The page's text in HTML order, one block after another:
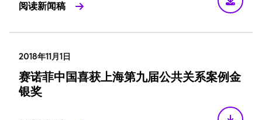
阅读新闻稿
2018年11月1日
赛诺菲中国喜获上海第九届公共关系案例金
银奖